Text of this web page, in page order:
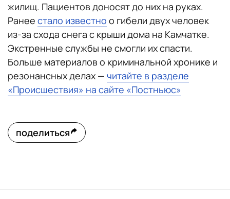
жилищ. Пациентов доносят до них на руках.
Ранее стало известно о гибели двух человек
из-за схода снега с крыши дома на Камчатке.
Экстренные службы не смогли их спасти.
Больше материалов о криминальной хронике и
резонансных делах — читайте в разделе
«Происшествия» на сайте «Постньюс»
поделиться